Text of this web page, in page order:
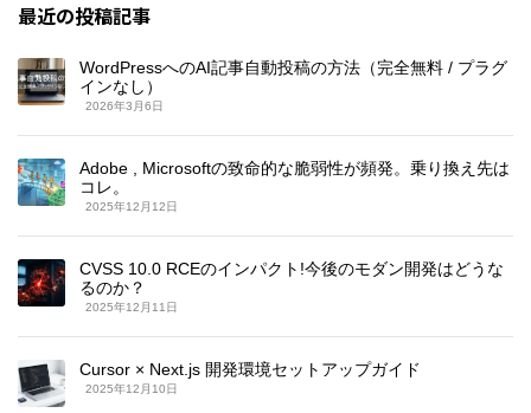
最近の投稿記事
WordPressへのAI記事自動投稿の方法（完全無料 / プラグ
インなし）
2026年3月6日
Adobe , Microsoftの致命的な脆弱性が頻発。乗り換え先は
コレ。
2025年12月12日
CVSS 10.0 RCEのインパクト!今後のモダン開発はどうな
るのか？
2025年12月11日
Cursor × Next.js 開発環境セットアップガイド
2025年12月10日